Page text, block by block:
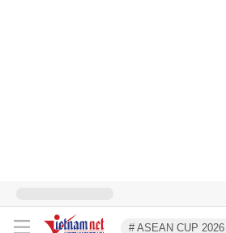
# ASEAN CUP 2026